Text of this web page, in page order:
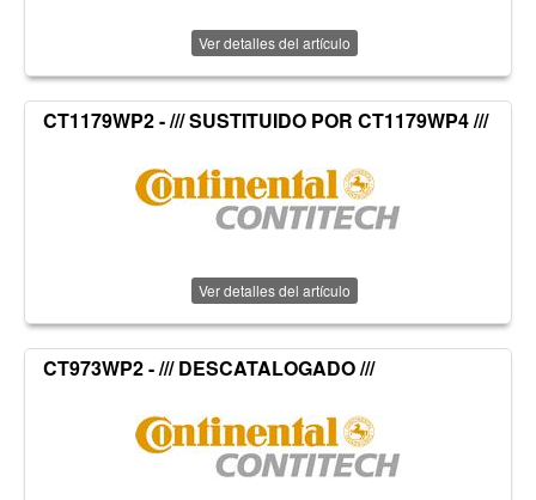
Ver detalles del artículo
CT1179WP2 - /// SUSTITUIDO POR CT1179WP4 ///
Ver detalles del artículo
CT973WP2 - /// DESCATALOGADO ///